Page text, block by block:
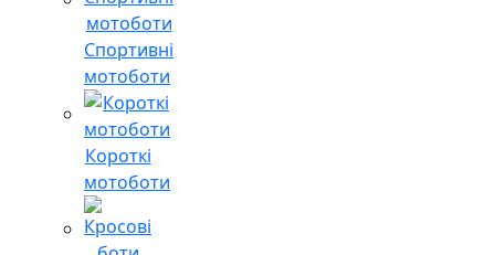
Спортивні
мотоботи
Короткі
мотоботи